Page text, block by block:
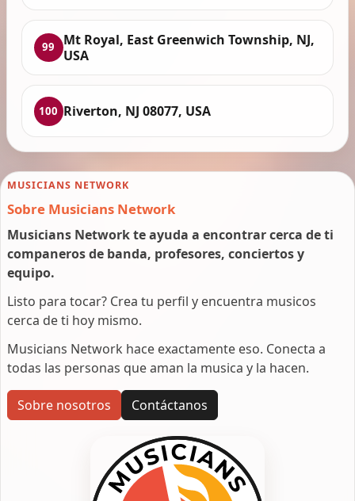
99
Mt Royal, East Greenwich Township, NJ,
USA
100 Riverton, NJ 08077, USA
MUSICIANS NETWORK
Sobre Musicians Network
Musicians Network te ayuda a encontrar cerca de ti
companeros de banda, profesores, conciertos y
equipo.
Listo para tocar? Crea tu perfil y encuentra musicos
cerca de ti hoy mismo.
Musicians Network hace exactamente eso. Conecta a
todas las personas que aman la musica y la hacen.
Sobre nosotros Contáctanos